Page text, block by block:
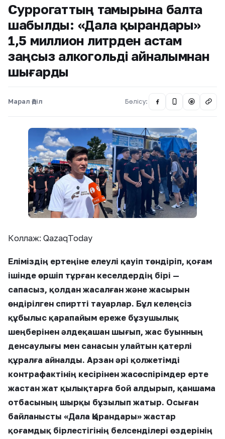
Суррогаттың тамырына балта
шабылды: «Дала қырандары»
1,5 миллион литрден астам
заңсыз алкогольді айналымнан
шығарды
Марал Әділ Бөлісу: @
Коллаж: QazaqToday
Еліміздің ертеңіне елеулі қауіп төндіріп, қоғам
ішінде өршіп тұрған кеселдердің бірі —
сапасыз, қолдан жасалған және жасырын
өндірілген спиртті тауарлар. Бұл келеңсіз
құбылыс қарапайым ереже бұзушылық
шеңберінен әлдеқашан шығып, жас буынның
денсаулығы мен санасын улайтын қатерлі
құралға айналды. Арзан әрі қолжетімді
контрафактінің кесірінен жасөспірімдер ерте
жастан жат қылықтарға бой алдырып, қаншама
отбасының шырқы бұзылып жатыр. Осыған
байланысты «Дала Қырандары» жастар
қоғамдық бірлестігінің белсенділері өздерінің